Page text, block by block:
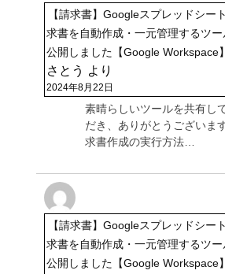
【請求書】Googleスプレッドシー
求書を自動作成・一元管理するツー
公開しました【Google Workspace】
さとう より
2024年8月22日
素晴らしいツールを共有し
だき、ありがとうございま
求書作成の実行方法…
【請求書】Googleスプレッドシー
求書を自動作成・一元管理するツー
公開しました【Google Workspace】